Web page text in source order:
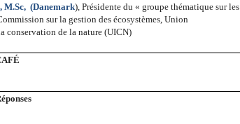
M.Sc, (Danemark), Présidente du « groupe thématique sur les
sur la gestion des écosystèmes, Union
conservation de la nature (UICN)